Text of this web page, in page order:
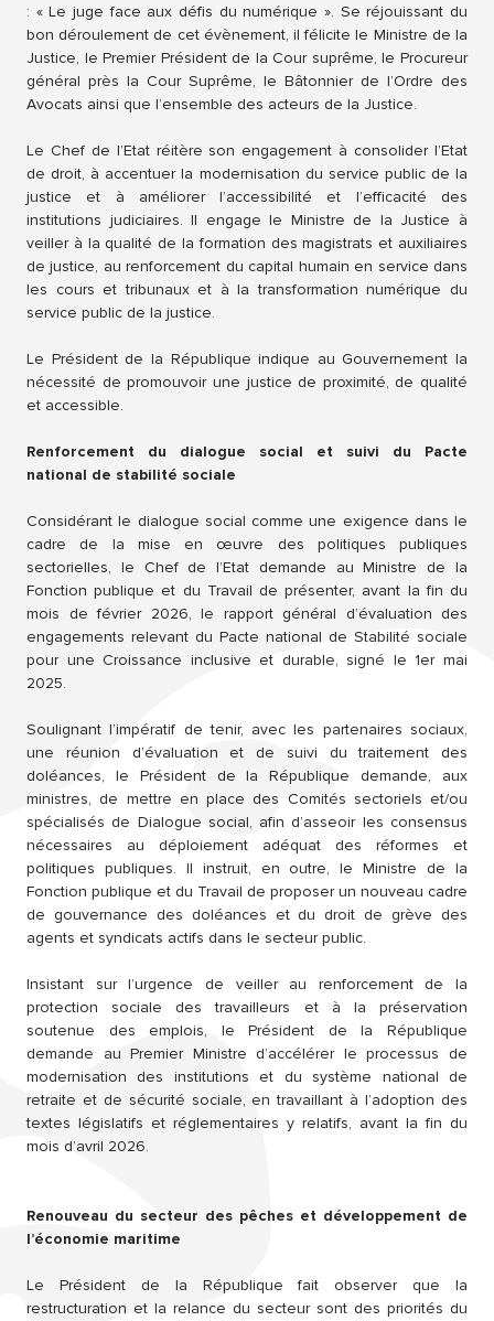
: « Le juge face aux défis du numérique ». Se réjouissant du
bon déroulement de cet évènement, il félicite le Ministre de la
Justice, le Premier Président de la Cour suprême, le Procureur
général près la Cour Suprême, le Bâtonnier de l’Ordre des
Avocats ainsi que l’ensemble des acteurs de la Justice.
Le Chef de l’Etat réitère son engagement à consolider l’Etat
de droit, à accentuer la modernisation du service public de la
justice et à améliorer l’accessibilité et l’efficacité des
institutions judiciaires. Il engage le Ministre de la Justice à
veiller à la qualité de la formation des magistrats et auxiliaires
de justice, au renforcement du capital humain en service dans
les cours et tribunaux et à la transformation numérique du
service public de la justice.
Le Président de la République indique au Gouvernement la
nécessité de promouvoir une justice de proximité, de qualité
et accessible.
Renforcement du dialogue social et suivi du Pacte
national de stabilité sociale
Considérant le dialogue social comme une exigence dans le
cadre de la mise en œuvre des politiques publiques
sectorielles, le Chef de l’Etat demande au Ministre de la
Fonction publique et du Travail de présenter, avant la fin du
mois de février 2026, le rapport général d’évaluation des
engagements relevant du Pacte national de Stabilité sociale
pour une Croissance inclusive et durable, signé le 1er mai
2025.
Soulignant l’impératif de tenir, avec les partenaires sociaux,
une réunion d’évaluation et de suivi du traitement des
doléances, le Président de la République demande, aux
ministres, de mettre en place des Comités sectoriels et/ou
spécialisés de Dialogue social, afin d’asseoir les consensus
nécessaires au déploiement adéquat des réformes et
politiques publiques. Il instruit, en outre, le Ministre de la
Fonction publique et du Travail de proposer un nouveau cadre
de gouvernance des doléances et du droit de grève des
agents et syndicats actifs dans le secteur public.
Insistant sur l’urgence de veiller au renforcement de la
protection sociale des travailleurs et à la préservation
soutenue des emplois, le Président de la République
demande au Premier Ministre d’accélérer le processus de
modernisation des institutions et du système national de
retraite et de sécurité sociale, en travaillant à l’adoption des
textes législatifs et réglementaires y relatifs, avant la fin du
mois d’avril 2026.
Renouveau du secteur des pêches et développement de
l’économie maritime
Le Président de la République fait observer que la
restructuration et la relance du secteur sont des priorités du